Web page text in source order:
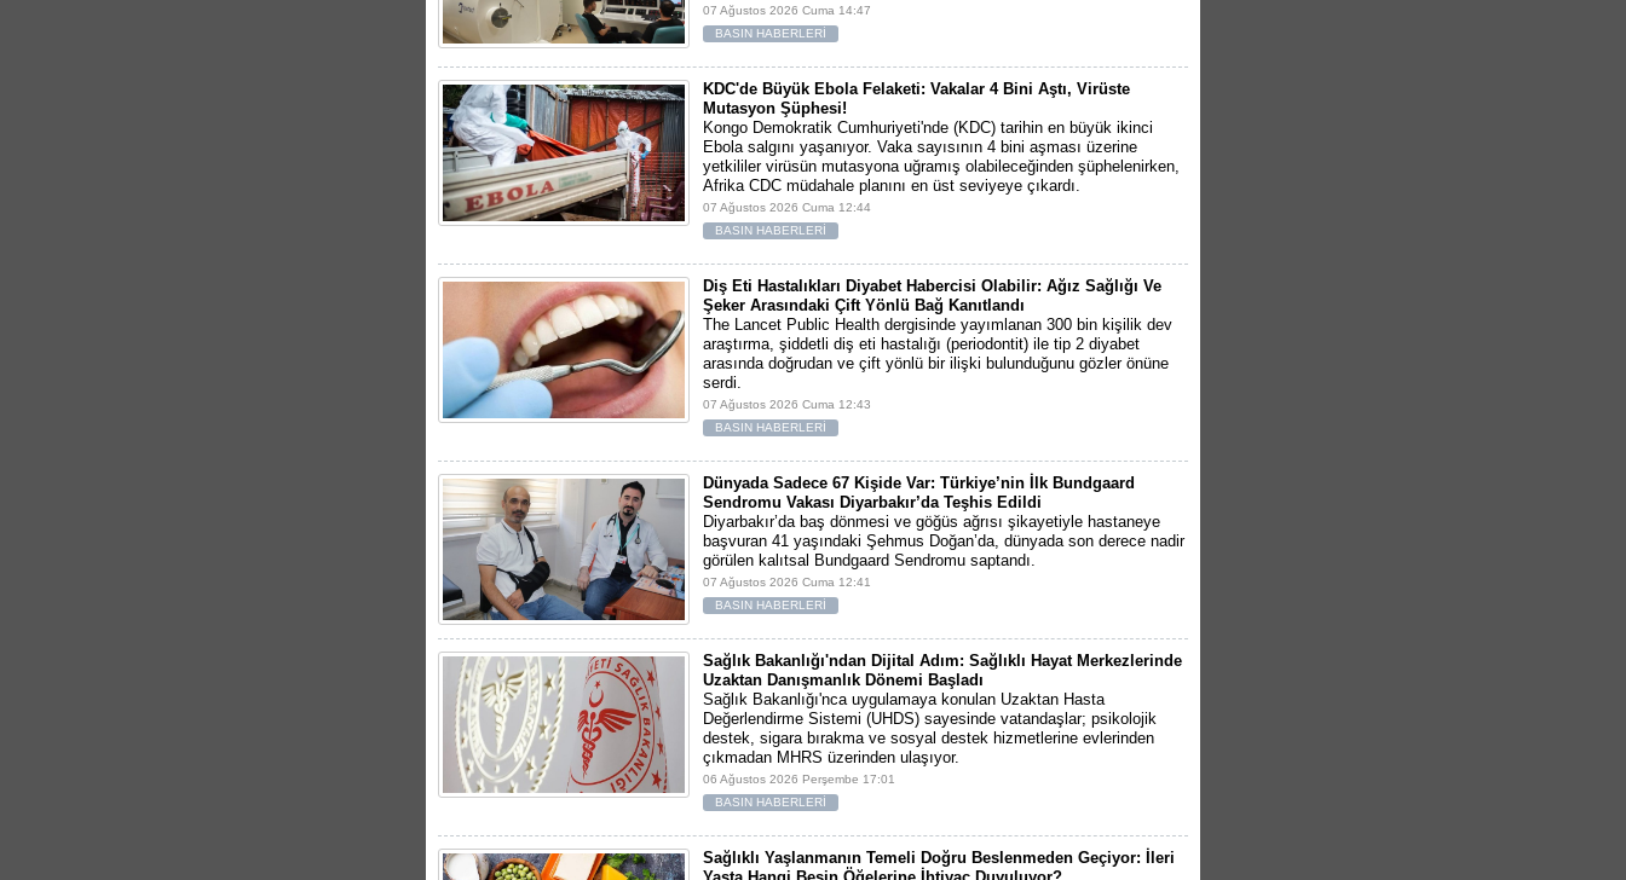
07 Ağustos 2026 Cuma 14:47
BASIN HABERLERİ
KDC'de Büyük Ebola Felaketi: Vakalar 4 Bini Aştı, Virüste
Mutasyon Şüphesi!
Kongo Demokratik Cumhuriyeti'nde (KDC) tarihin en büyük ikinci
Ebola salgını yaşanıyor. Vaka sayısının 4 bini aşması üzerine
yetkililer virüsün mutasyona uğramış olabileceğinden şüphelenirken,
Afrika CDC müdahale planını en üst seviyeye çıkardı.
07 Ağustos 2026 Cuma 12:44
BASIN HABERLERİ
Diş Eti Hastalıkları Diyabet Habercisi Olabilir: Ağız Sağlığı Ve
Şeker Arasındaki Çift Yönlü Bağ Kanıtlandı
The Lancet Public Health dergisinde yayımlanan 300 bin kişilik dev
araştırma, şiddetli diş eti hastalığı (periodontit) ile tip 2 diyabet
arasında doğrudan ve çift yönlü bir ilişki bulunduğunu gözler önüne
serdi.
07 Ağustos 2026 Cuma 12:43
BASIN HABERLERİ
Dünyada Sadece 67 Kişide Var: Türkiye’nin İlk Bundgaard
Sendromu Vakası Diyarbakır’da Teşhis Edildi
Diyarbakır’da baş dönmesi ve göğüs ağrısı şikayetiyle hastaneye
başvuran 41 yaşındaki Şehmus Doğan’da, dünyada son derece nadir
görülen kalıtsal Bundgaard Sendromu saptandı.
07 Ağustos 2026 Cuma 12:41
BASIN HABERLERİ
Sağlık Bakanlığı'ndan Dijital Adım: Sağlıklı Hayat Merkezlerinde
Uzaktan Danışmanlık Dönemi Başladı
Sağlık Bakanlığı'nca uygulamaya konulan Uzaktan Hasta
Değerlendirme Sistemi (UHDS) sayesinde vatandaşlar; psikolojik
destek, sigara bırakma ve sosyal destek hizmetlerine evlerinden
çıkmadan MHRS üzerinden ulaşıyor.
06 Ağustos 2026 Perşembe 17:01
BASIN HABERLERİ
Sağlıklı Yaşlanmanın Temeli Doğru Beslenmeden Geçiyor: İleri